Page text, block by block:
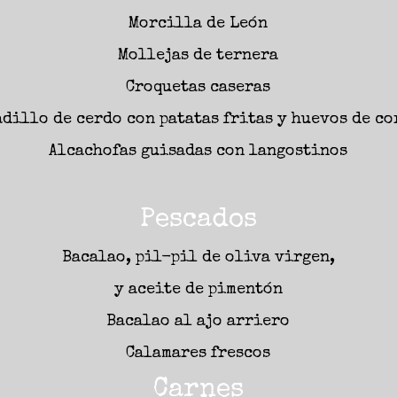
Morcilla de León
Mollejas de ternera
Croquetas caseras
de cerdo con patatas fritas y huevos de
Alcachofas guisadas con langostinos
Pescados
Bacalao, pil-pil de oliva virgen,
y aceite de pimentón
Bacalao al ajo arriero
Calamares frescos
Carnes